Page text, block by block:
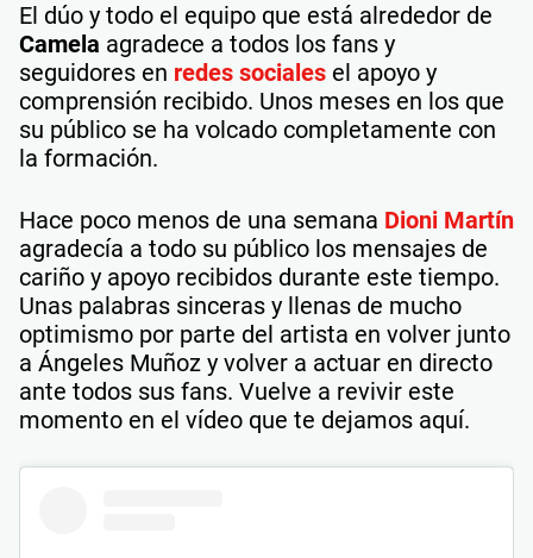
El dúo y todo el equipo que está alrededor de
Camela agradece a todos los fans y
seguidores en redes sociales el apoyo y
comprensión recibido. Unos meses en los que
su público se ha volcado completamente con
la formación.
Hace poco menos de una semana Dioni Martín
agradecía a todo su público los mensajes de
cariño y apoyo recibidos durante este tiempo.
Unas palabras sinceras y llenas de mucho
optimismo por parte del artista en volver junto
a Ángeles Muñoz y volver a actuar en directo
ante todos sus fans. Vuelve a revivir este
momento en el vídeo que te dejamos aquí.